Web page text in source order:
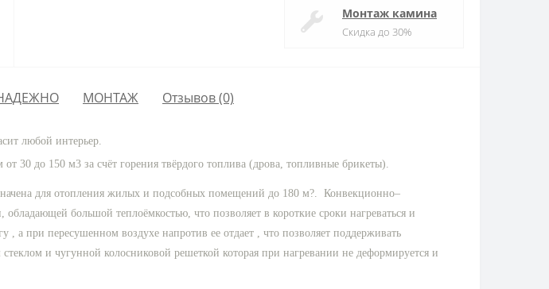
Монтаж камина
Скидка до 30%
МОНТАЖ Отзывов (0)
любой интерьер.
30 до 150 м3 за счёт горения твёрдого топлива (дрова, топливные брикеты).
для отопления жилых и подсобных помещений до 180 м?. Конвекционно–
большой теплоёмкостью, что позволяет в короткие сроки нагреваться и
а при пересушенном воздухе напротив ее отдает , что позволяет поддерживать
и чугунной колосниковой решеткой которая при нагревании не деформируется и